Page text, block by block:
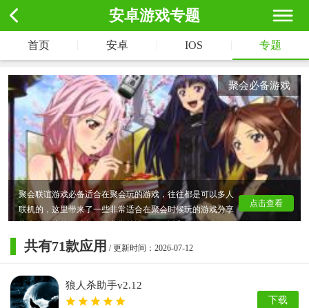
安卓游戏专题
首页 安卓 IOS 专题
聚会必备游戏
聚会联谊游戏必备适合在聚会玩的游戏，往往都是可以多人
联机的，这里带来了一些非常适合在聚会时候玩的游戏分享
联机对战，使气氛变得更加活跃，甚至撩到妹子噢，喜欢的
玩家快来下载聚会必备游戏吧！
点击查看
共有71款应用 / 更新时间：2026-07-12
狼人杀助手v2.12
下载